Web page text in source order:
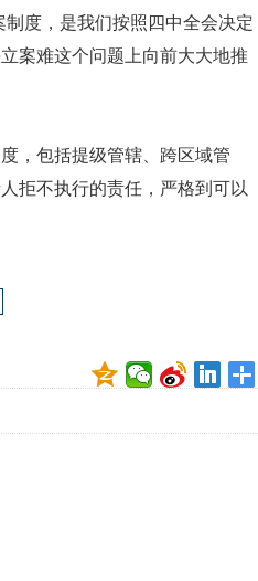
度，是我们按照四中全会决定
案难这个问题上向前大大地推
，包括提级管辖、跨区域管
拒不执行的责任，严格到可以